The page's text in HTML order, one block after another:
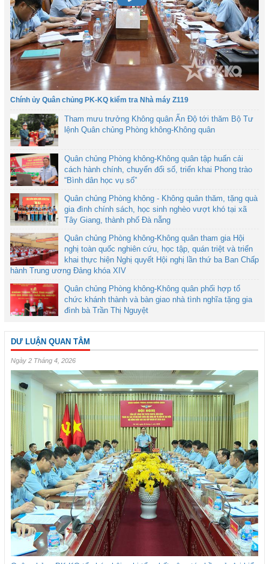
Chính ủy Quân chủng PK-KQ kiểm tra Nhà máy Z119
Tham mưu trưởng Không quân Ấn Độ tới thăm Bộ Tư
lệnh Quân chủng Phòng không-Không quân
Quân chủng Phòng không-Không quân tập huấn cải
cách hành chính, chuyển đổi số, triển khai Phong trào
“Bình dân học vụ số”
Quân chủng Phòng không - Không quân thăm, tặng quà
gia đình chính sách, học sinh nghèo vượt khó tại xã
Tây Giang, thành phố Đà nẵng
Quân chủng Phòng không-Không quân tham gia Hội
nghị toàn quốc nghiên cứu, học tập, quán triệt và triển
khai thực hiện Nghị quyết Hội nghị lần thứ ba Ban Chấp
hành Trung ương Đảng khóa XIV
Quân chủng Phòng không-Không quân phối hợp tổ
chức khánh thành và bàn giao nhà tình nghĩa tặng gia
đình bà Trần Thị Nguyệt
DƯ LUẬN QUAN TÂM
Ngày 2 Tháng 4, 2026